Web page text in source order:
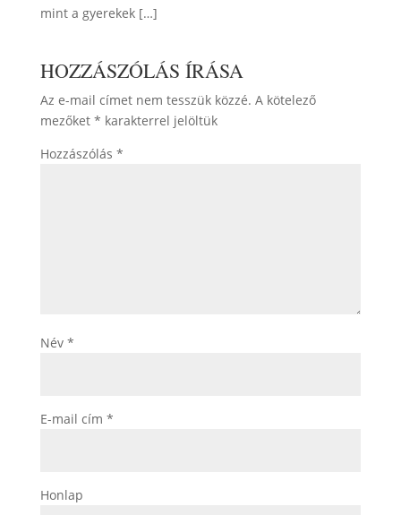
mint a gyerekek […]
HOZZÁSZÓLÁS ÍRÁSA
Az e-mail címet nem tesszük közzé. A kötelező
mezőket * karakterrel jelöltük
Hozzászólás *
Név *
E-mail cím *
Honlap